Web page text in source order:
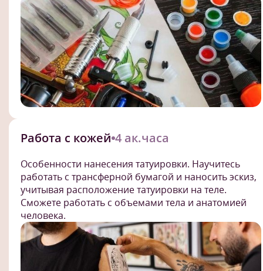
Работа с кожей 4 ак.часа
Особенности нанесения татуировки. Научитесь
работать с трансферной бумагой и наносить эскиз,
учитывая расположение татуировки на теле.
Сможете работать с объемами тела и анатомией
человека.